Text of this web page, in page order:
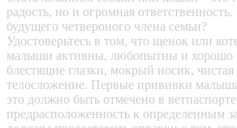
радость, но и огромная
будущего четвероного члена семьи?
Удостоверьтесь в том, что щенок или
малыши активны, любопытны и хорошо
блестящие глазки, мокрый носик,
телосложение. Первые прививки
это должно быть отмечено в
предрасположенность к определенным